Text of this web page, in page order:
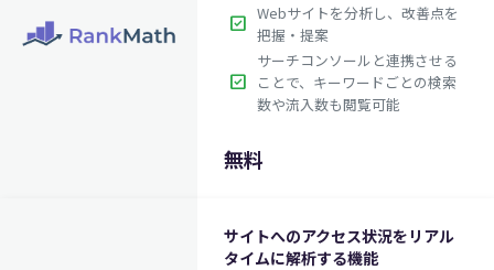
check_box Webサイトを分析し、改善点を
把握・提案
check_box
サーチコンソールと連携させる
ことで、キーワードごとの検索
数や流入数も閲覧可能
無料
サイトへのアクセス状況をリアル
タイムに解析する機能